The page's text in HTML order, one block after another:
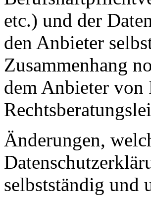
etc.) und der
den Anbieter
Zusammenhang
dem Anbieter von
Änderungen,
selbstständig und